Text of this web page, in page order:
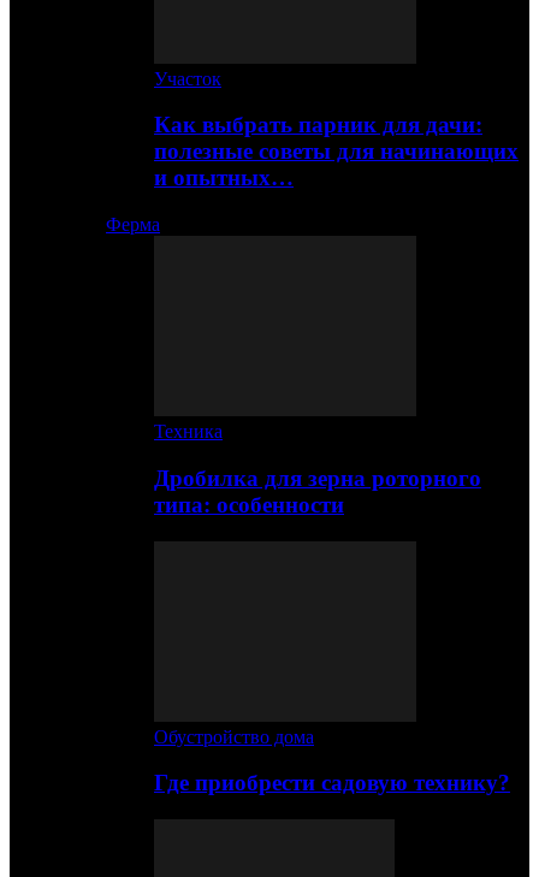
Участок
Как выбрать парник для дачи:
полезные советы для начинающих
и опытных…
Ферма
Техника
Дробилка для зерна роторного
типа: особенности
Обустройство дома
Где приобрести садовую технику?